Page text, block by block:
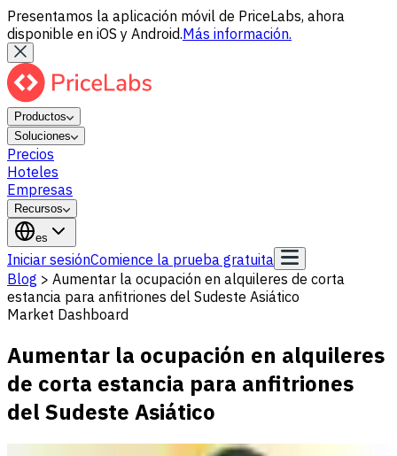
Presentamos la aplicación móvil de PriceLabs, ahora
disponible en iOS y Android.Más información.
Productos
Soluciones
Precios
Hoteles
Empresas
Recursos
es
Iniciar sesiónComience la prueba gratuita
Blog > Aumentar la ocupación en alquileres de corta
estancia para anfitriones del Sudeste Asiático
Market Dashboard
Aumentar la ocupación en alquileres
de corta estancia para anfitriones
del Sudeste Asiático